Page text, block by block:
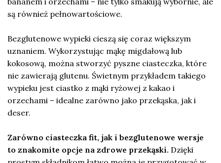
są również pełnowartościowe.
Bezglutenowe wypieki cieszą się coraz większym
uznaniem. Wykorzystując mąkę migdałową lub
kokosową, można stworzyć pyszne ciasteczka, które
nie zawierają glutenu. Świetnym przykładem takiego
wypieku jest ciastko z mąki ryżowej z kakao i
orzechami – idealne zarówno jako przekąska, jak i
deser.
Zarówno ciasteczka fit, jak i bezglutenowe wersje
to znakomite opcje na zdrowe przekąski. Dzięki